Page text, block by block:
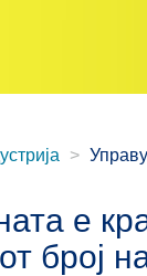
е
број